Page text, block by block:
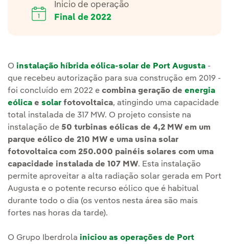
Inicio de operação
Final de 2022
O instalação híbrida eólica-solar de Port Augusta -
que recebeu autorização para sua construção em 2019 -
foi concluído em 2022 e combina geração de energia
eólica e solar fotovoltaica, atingindo uma capacidade
total instalada de 317 MW. O projeto consiste na
instalação de 50 turbinas eólicas de 4,2 MW em um
parque eólico de 210 MW e uma usina solar
fotovoltaica com 250.000 painéis solares com uma
capacidade instalada de 107 MW. Esta instalação
permite aproveitar a alta radiação solar gerada em Port
Augusta e o potente recurso eólico que é habitual
durante todo o dia (os ventos nesta área são mais
fortes nas horas da tarde).
O Grupo Iberdrola iniciou as operações de Port